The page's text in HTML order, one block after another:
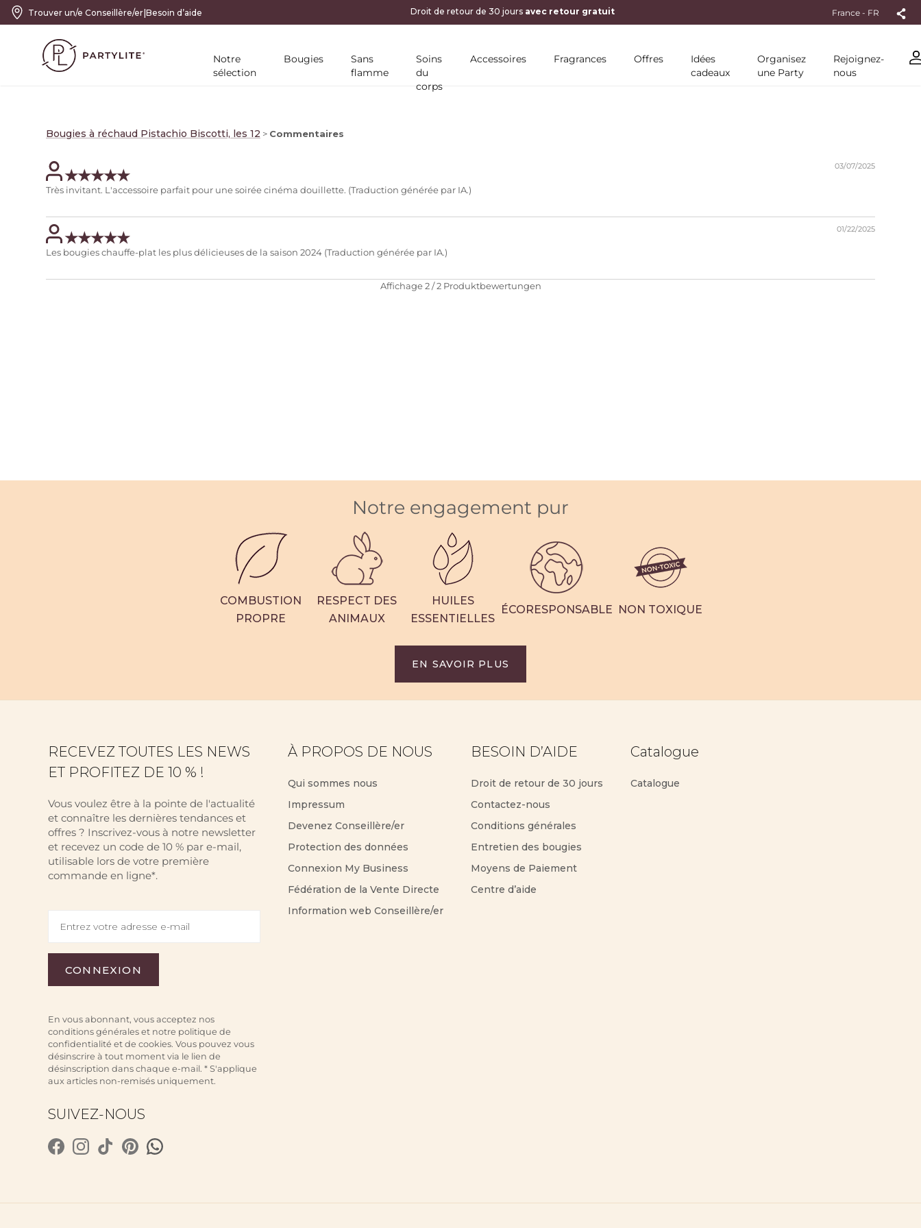
Trouver un/e Conseillère/er|Besoin d’aide Droit de retour de 30 jours avec retour gratuit France - FR
Notre
sélection
Bougies
Sans
flamme
Soins
du
corps
Accessoires Fragrances Offres
Idées
cadeaux
Organisez
une Party
Rejoignez-
nous
Bougies à réchaud Pistachio Biscotti, les 12 > Commentaires
03/07/2025
Très invitant. L'accessoire parfait pour une soirée cinéma douillette. (Traduction générée par IA.)
01/22/2025
Les bougies chauffe-plat les plus délicieuses de la saison 2024 (Traduction générée par IA.)
Affichage2/2Produktbewertungen
Notre engagement pur
COMBUSTION
PROPRE
RESPECT DES
ANIMAUX
HUILES
ESSENTIELLES
ÉCORESPONSABLE NON TOXIQUE
EN SAVOIR PLUS
RECEVEZ TOUTES LES NEWS
ET PROFITEZ DE 10 % !
Vous voulez être à la pointe de l'actualité
et connaître les dernières tendances et
offres ? Inscrivez-vous à notre newsletter
et recevez un code de 10 % par e-mail,
utilisable lors de votre première
commande en ligne*.
En vous abonnant, vous acceptez nos
conditions générales et notre politique de
confidentialité et de cookies. Vous pouvez vous
désinscrire à tout moment via le lien de
désinscription dans chaque e-mail. * S'applique
aux articles non-remisés uniquement.
SUIVEZ-NOUS
À PROPOS DE NOUS
Qui sommes nous
Impressum
Devenez Conseillère/er
Protection des données
Connexion My Business
Fédération de la Vente Directe
Information web Conseillère/er
BESOIN D’AIDE
Droit de retour de 30 jours
Contactez-nous
Conditions générales
Entretien des bougies
Moyens de Paiement
Centre d’aide
Catalogue
Catalogue